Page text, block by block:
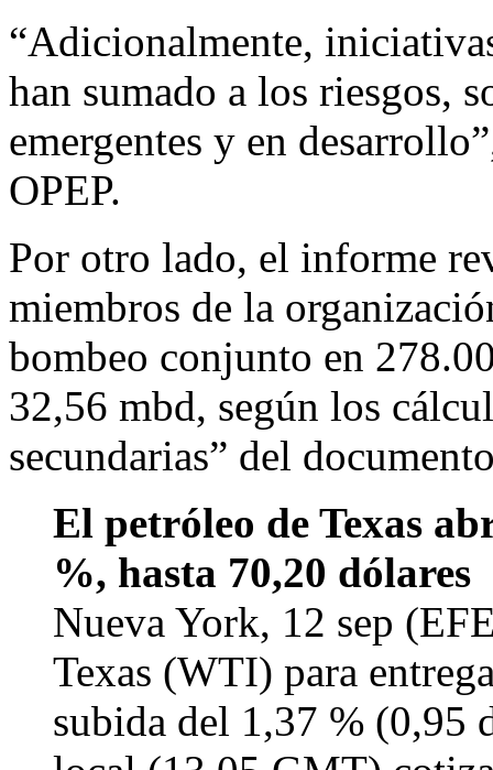
“Adicionalmente,
han sumado a los riesgos,
emergentes y en
OPEP.
Por otro lado, el informe
miembros de la
bombeo conjunto en
32,56 mbd, según los
secundarias” del
El petróleo de Texas
%, hasta 70,20 dólares
Nueva York, 12 sep
Texas (WTI) para
subida del 1,37 % (0,95